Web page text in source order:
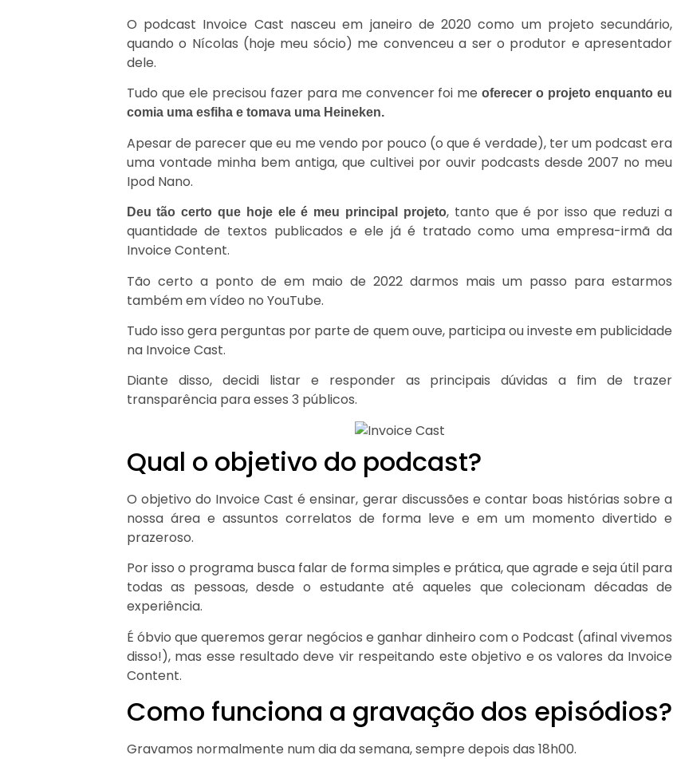
O podcast Invoice Cast nasceu em janeiro de 2020 como um projeto secundário,
quando o Nícolas (hoje meu sócio) me convenceu a ser o produtor e apresentador
dele.
Tudo que ele precisou fazer para me convencer foi meoferecer o projeto enquanto eu
comia uma esfiha e tomava uma Heineken.
Apesar de parecer que eu me vendo por pouco (o que é verdade), ter um podcast era
uma vontade minha bem antiga, que cultivei por ouvir podcasts desde 2007 no meu
Ipod Nano.
Deu tão certo que hoje ele é meu principal projeto, tanto que é por isso que reduzi a
quantidade de textos publicados e ele já é tratado como uma empresa-irmã da
Invoice Content.
Tão certo a ponto de em maio de 2022 darmos mais um passo para estarmos
também em vídeo no YouTube.
Tudo isso gera perguntas por parte de quem ouve, participa ou investe em publicidade
na Invoice Cast.
Diante disso, decidi listar e responder as principais dúvidas a fim de trazer
transparência para esses 3 públicos.
Qual o objetivo do podcast?
O objetivo do Invoice Cast é ensinar, gerar discussões e contar boas histórias sobre a
nossa área e assuntos correlatos de forma leve e em um momento divertido e
prazeroso.
Por isso o programa busca falar de forma simples e prática, que agrade e seja útil para
todas as pessoas, desde o estudante até aqueles que colecionam décadas de
experiência.
É óbvio que queremos gerar negócios e ganhar dinheiro com o Podcast (afinal vivemos
disso!), mas esse resultado deve vir respeitando este objetivo e os valores da Invoice
Content.
Como funciona a gravação dos episódios?
Gravamos normalmente num dia da semana, sempre depois das 18h00.